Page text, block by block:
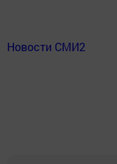
Новости СМИ2